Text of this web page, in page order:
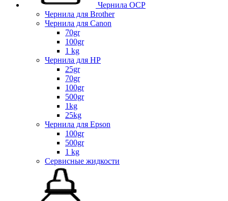
Чернила OCP
Чернила для Brother
Чернила для Canon
70gr
100gr
1 kg
Чернила для HP
25gr
70gr
100gr
500gr
1kg
25kg
Чернила для Epson
100gr
500gr
1 kg
Сервисные жидкости